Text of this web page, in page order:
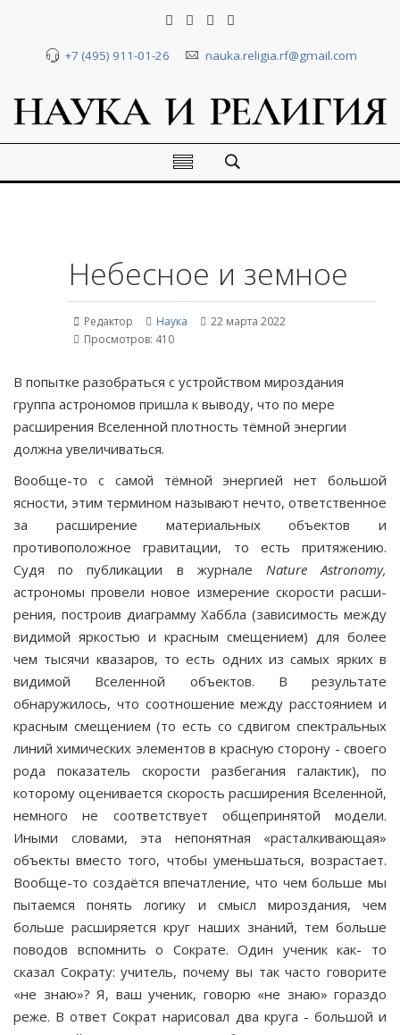
+7 (495) 911-01-26 nauka.religia.rf@gmail.com
Небесное и земное
Редактор Наука
22 марта 2022
Просмотров: 410
В попытке разобраться с устройством мироздания
группа астрономов пришла к выводу, что по мере
расширения Вселенной плотность тёмной энергии
должна увеличиваться.
Вообще-то с самой тёмной энергией нет большой
ясности, этим термином на­зывают нечто, ответственное
за расширение материальных объектов и
противоположное гравитации, то есть притя­жению.
Судя по публикации в журнале Nature Astronomy,
астрономы провели новое измерение скорости расши­
рения, построив диаграмму Хаббла (зависимость между
видимой яркостью и красным смещением) для более
чем тысячи квазаров, то есть одних из самых ярких в
видимой Вселенной объектов. В результате
обнаружилось, что со­отношение между расстоянием и
красным смещением (то есть со сдвигом спектральных
линий химических эле­ментов в красную сторону - своего
рода показатель ско­рости разбегания галактик), по
которому оценивается ско­рость расширения Вселенной,
немного не соответствует общепринятой модели.
Иными словами, эта непонятная «расталкивающая»
объекты вместо того, чтобы умень­шаться, возрастает.
Вообще-то создаётся впечатление, что чем больше мы
пытаемся понять логику и смысл миро­здания, чем
больше расширяется круг наших знаний, тем больше
поводов вспомнить о Сократе. Один ученик как- то
сказал Сократу: учитель, почему вы так часто говорите
«не знаю»? Я, ваш ученик, говорю «не знаю» гораздо
реже. В ответ Сократ нарисовал два круга - большой и